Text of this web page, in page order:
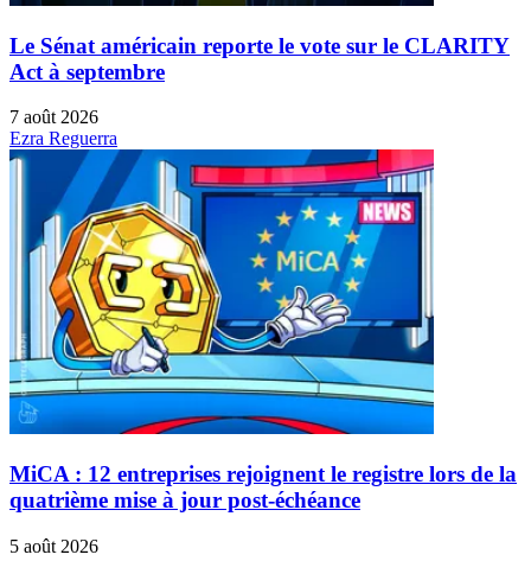
Le Sénat américain reporte le vote sur le CLARITY
Act à septembre
7 août 2026
Ezra Reguerra
MiCA : 12 entreprises rejoignent le registre lors de la
quatrième mise à jour post-échéance
5 août 2026